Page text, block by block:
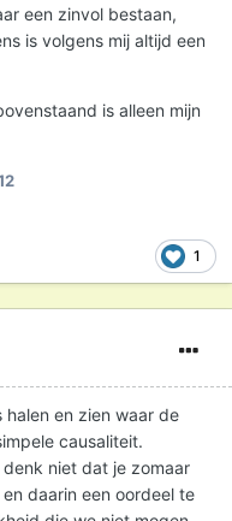
een zinvol bestaan,
is volgens mij altijd een
is alleen mijn
1
en zien waar de
causaliteit.
niet dat je zomaar
daarin een oordeel te